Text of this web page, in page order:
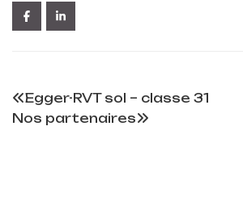
Egger-RVT sol – classe 31
Nos partenaires